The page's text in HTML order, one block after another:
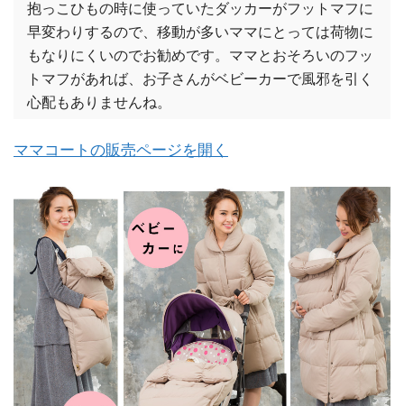
抱っこひもの時に使っていたダッカーがフットマフに
早変わりするので、移動が多いママにとっては荷物に
もなりにくいのでお勧めです。ママとおそろいのフッ
トマフがあれば、お子さんがベビーカーで風邪を引く
心配もありませんね。
ママコートの販売ページを開く